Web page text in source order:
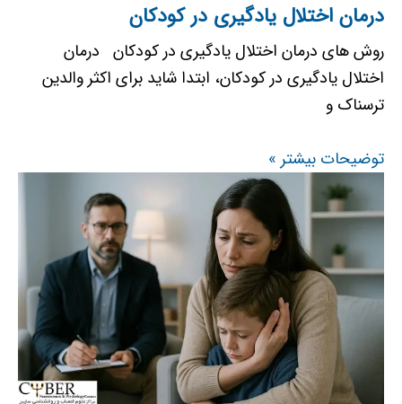
درمان اختلال یادگیری در کودکان
روش های درمان اختلال یادگیری در کودکان درمان
اختلال یادگیری در کودکان، ابتدا شاید برای اکثر والدین
ترسناک و
توضیحات بیشتر »